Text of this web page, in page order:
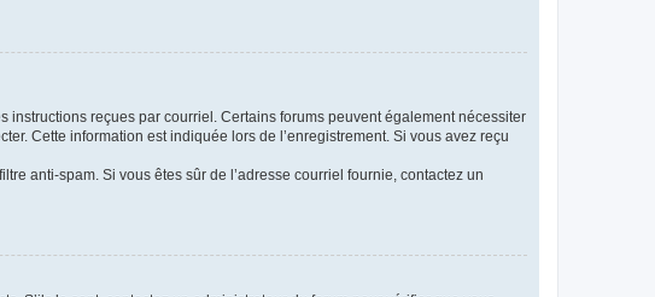
instructions reçues par courriel. Certains forums peuvent également nécessiter
Cette information est indiquée lors de l’enregistrement. Si vous avez reçu
anti-spam. Si vous êtes sûr de l’adresse courriel fournie, contactez un